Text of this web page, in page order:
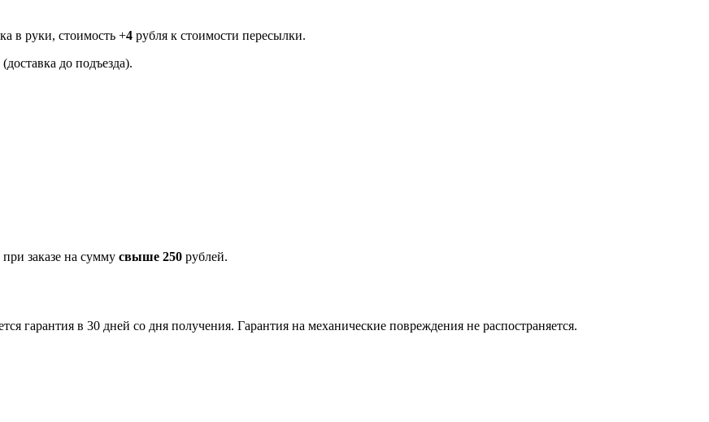
в руки, стоимость +4 рубля к стоимости пересылки.
до подъезда).
заказе на сумму свыше 250 рублей.
гарантия в 30 дней со дня получения. Гарантия на механические повреждения не распостраняется.